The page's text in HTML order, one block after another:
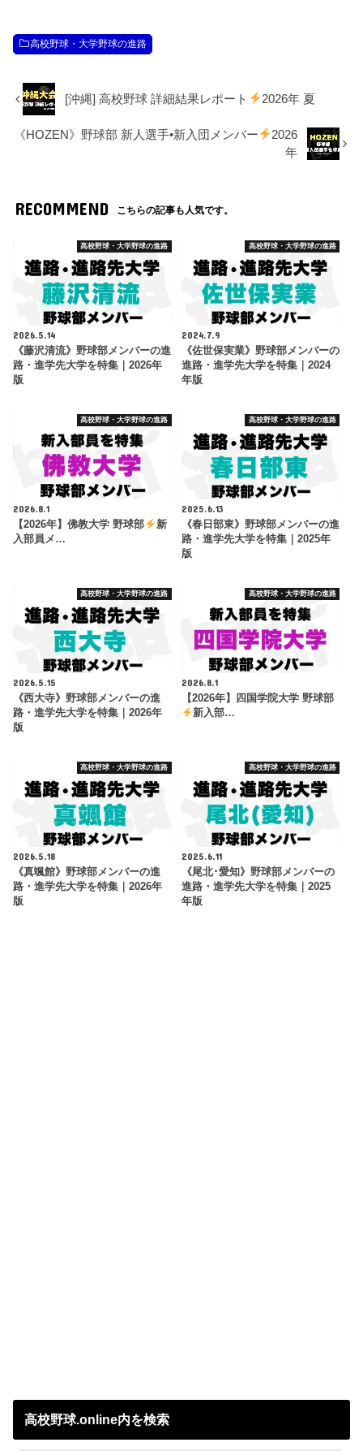
高校野球・大学野球の進路
[沖縄] 高校野球 詳細結果レポート 2026年 夏
《HOZEN》野球部 新人選手•新入団メンバー
2026
年
RECOMMEND こちらの記事も人気です。
高校野球・大学野球の進路
2026.5.14
《藤沢清流》野球部メンバーの進
路・進学先大学を特集｜2026年
版
高校野球・大学野球の進路
2024.7.9
《佐世保実業》野球部メンバーの
進路・進学先大学を特集｜2024
年版
高校野球・大学野球の進路
2026.8.1
【2026年】佛教大学 野球部
新
入部員メ…
高校野球・大学野球の進路
2025.6.13
《春日部東》野球部メンバーの進
路・進学先大学を特集｜2025年
版
高校野球・大学野球の進路
2026.5.15
《西大寺》野球部メンバーの進
路・進学先大学を特集｜2026年
版
高校野球・大学野球の進路
2026.8.1
【2026年】四国学院大学 野球部
新入部…
高校野球・大学野球の進路
2026.5.18
《真颯館》野球部メンバーの進
路・進学先大学を特集｜2026年
版
高校野球・大学野球の進路
2025.6.11
《尾北･愛知》野球部メンバーの
進路・進学先大学を特集｜2025
年版
高校野球.online内を検索